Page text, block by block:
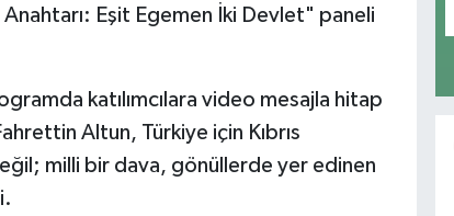
Eşit Egemen İki Devlet" paneli
katılımcılara video mesajla hitap
Altun, Türkiye için Kıbrıs
milli bir dava, gönüllerde yer edinen